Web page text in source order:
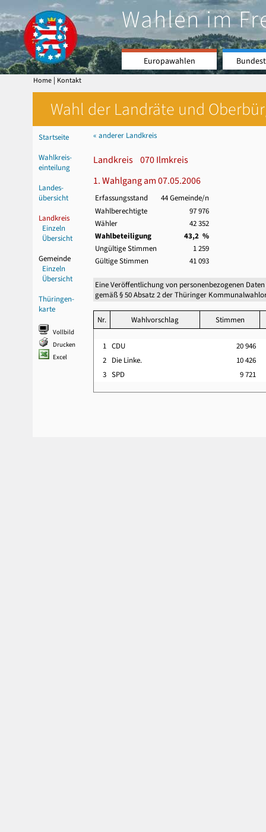
Wahlen im
Europawahlen
Home | Kontakt
Wahl der Landräte und
Startseite
Wahlkreis-
einteilung
Landes-
übersicht
Landkreis
Einzeln
Übersicht
Gemeinde
Einzeln
Übersicht
Thüringen-
karte
Vollbild
Drucken
Excel
« anderer Landkreis
Landkreis 070 Ilmkreis
1. Wahlgang am 07.05.2006
Erfassungsstand
44 Gemeinde/n
Wahlberechtigte
97 976
Wähler
42 352
Wahlbeteiligung
43,2 %
Ungültige Stimmen
1 259
Gültige Stimmen
41 093
Eine Veröffentlichung von personenbezogenen
gemäß § 50 Absatz 2 der Thüringer
Nr. Wahlvorschlag Stimmen
1 CDU
20 946
2 Die Linke.
10 426
3 SPD 9 721